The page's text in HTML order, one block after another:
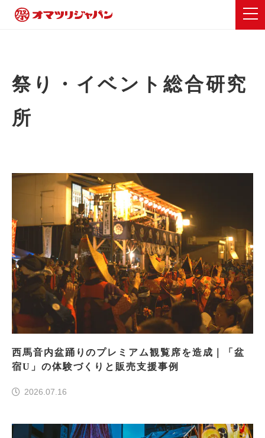
祭り・イベント総合研究
所
西馬音内盆踊りのプレミアム観覧席を造成｜「盆
宿U」の体験づくりと販売支援事例
2026.07.16